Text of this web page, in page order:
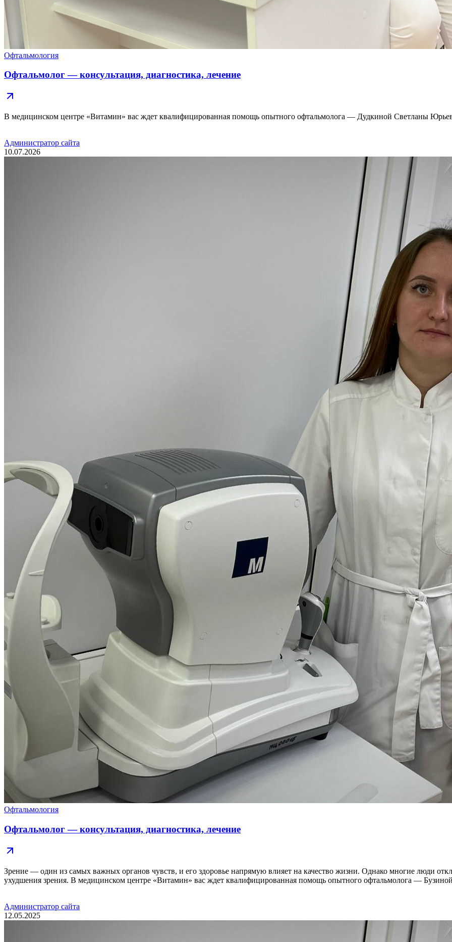
Офтальмология
Офтальмолог — консультация, диагностика, лечение
В медицинском центре «Витамин» вас ждет квалифицированная помощь опытного офтальмолога — Дудкиной Светланы
Администратор сайта
10.07.2026
Офтальмология
Офтальмолог — консультация, диагностика, лечение
Зрение — один из самых важных органов чувств, и его здоровье напрямую влияет на качество жизни. Однако многие люди
ухудшения зрения. В медицинском центре «Витамин» вас ждет квалифицированная помощь опытного офтальмолога —
Администратор сайта
12.05.2025